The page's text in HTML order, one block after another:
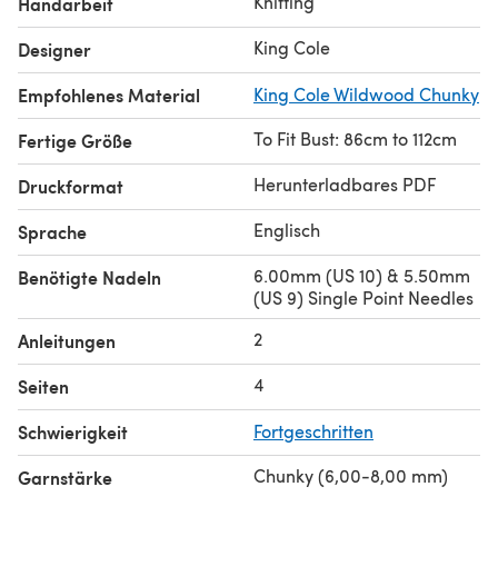
Designer King Cole
Empfohlenes Material King Cole Wildwood Chunky
Fertige Größe To Fit Bust: 86cm to 112cm
Druckformat Herunterladbares PDF
Sprache Englisch
Benötigte Nadeln
6.00mm (US 10) & 5.50mm
(US 9) Single Point Needles
Anleitungen 2
Seiten 4
Schwierigkeit Fortgeschritten
Garnstärke Chunky (6,00-8,00 mm)